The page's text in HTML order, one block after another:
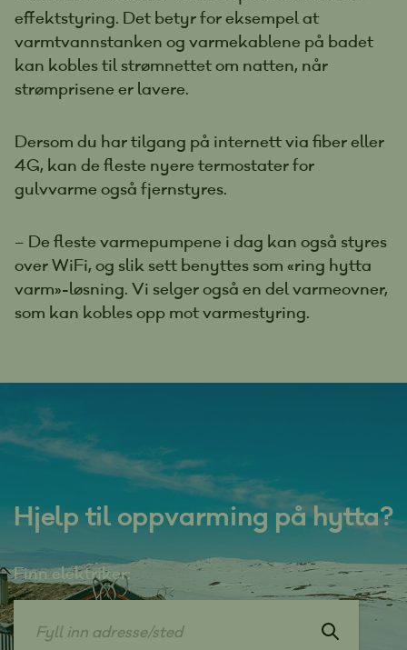
effektstyring. Det betyr for eksempel at
varmtvannstanken og varmekablene på badet
kan kobles til strømnettet om natten, når
strømprisene er lavere.
Dersom du har tilgang på internett via fiber eller
4G, kan de fleste nyere termostater for
gulvvarme også fjernstyres.
– De fleste varmepumpene i dag kan også styres
over WiFi, og slik sett benyttes som «ring hytta
varm»-løsning. Vi selger også en del varmeovner,
som kan kobles opp mot varmestyring.
Hjelp til oppvarming på hytta?
Finn elektriker: